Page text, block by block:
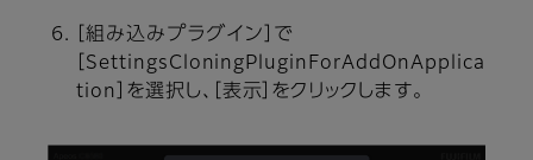
［組み込みプラグイン］で
［SettingsCloningPluginForAddOnApplica
tion］を選択し、［表示］をクリックします。